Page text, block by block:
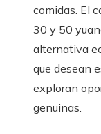
comidas. El
30 y 50
alternativa
que desean
exploran
genuinas.